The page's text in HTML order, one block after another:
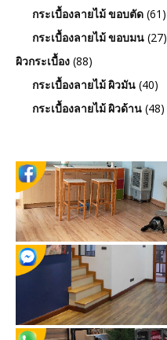
กระเบื้องลายไม้ ขอบตัด (61)
กระเบื้องลายไม้ ขอบมน (27)
ผิวกระเบื้อง (88)
กระเบื้องลายไม้ ผิวมัน (40)
กระเบื้องลายไม้ ผิวด้าน (48)